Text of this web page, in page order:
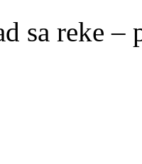
sa reke